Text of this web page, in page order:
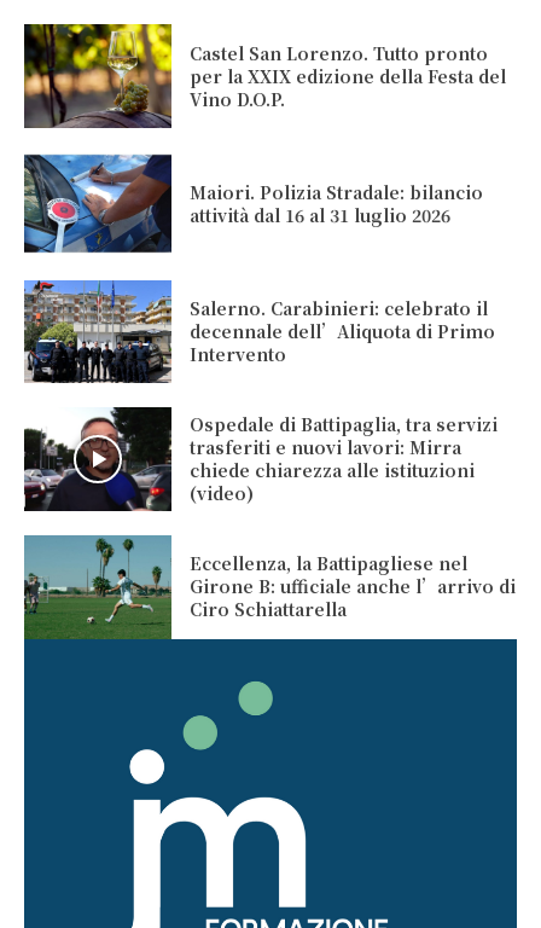
Castel San Lorenzo. Tutto pronto
per la XXIX edizione della Festa del
Vino D.O.P.
Maiori. Polizia Stradale: bilancio
attività dal 16 al 31 luglio 2026
Salerno. Carabinieri: celebrato il
decennale dell’Aliquota di Primo
Intervento
Ospedale di Battipaglia, tra servizi
trasferiti e nuovi lavori: Mirra
chiede chiarezza alle istituzioni
(video)
Eccellenza, la Battipagliese nel
Girone B: ufficiale anche l’arrivo di
Ciro Schiattarella